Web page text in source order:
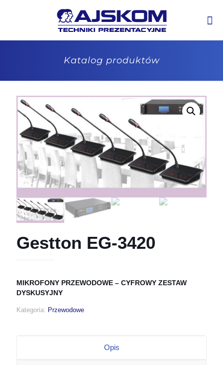
Katalog produktów
Gestton EG-3420
MIKROFONY PRZEWODOWE – CYFROWY ZESTAW
DYSKUSYJNY
Kategoria: Przewodowe
Opis